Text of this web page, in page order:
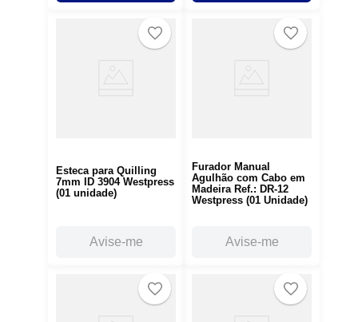
Esteca para Quilling
7mm ID 3904 Westpress
(01 unidade)
Avise-me
Furador Manual
Agulhão com Cabo em
Madeira Ref.: DR-12
Westpress (01 Unidade)
Avise-me